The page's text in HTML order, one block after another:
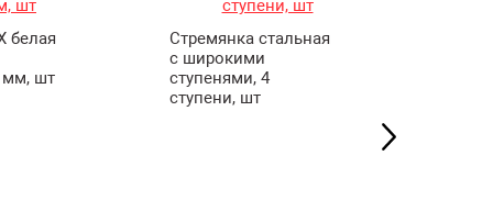
белая
мм, шт
Стремянка стальная
с широкими
ступенями, 4
ступени, шт